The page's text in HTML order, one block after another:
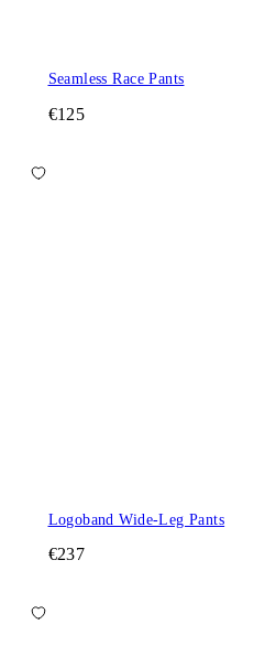
Seamless Race Pants
€125
Logoband Wide-Leg Pants
€237